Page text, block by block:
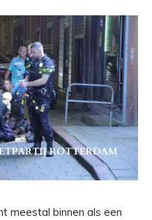
meestal binnen als een